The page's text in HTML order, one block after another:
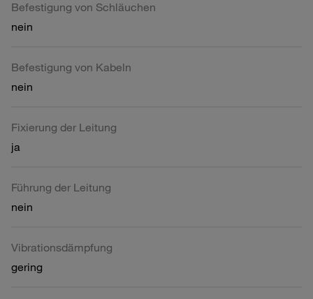
Befestigung von Schläuchen
nein
Befestigung von Kabeln
nein
Fixierung der Leitung
ja
Führung der Leitung
nein
Vibrationsdämpfung
gering